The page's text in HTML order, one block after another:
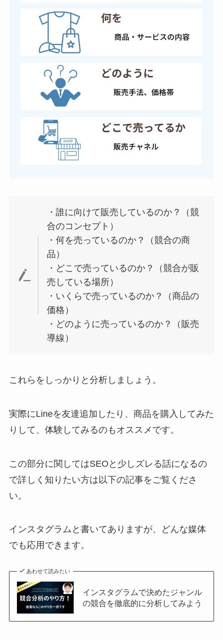
・誰に向けて販売しているのか？（競
合のコンセプト）
・何を売っているのか？（競合の商
品）
・どこで売っているのか？（競合が販
売している場所）
・いくらで売っているのか？（商品の
価格）
・どのように売っているのか？（販売
導線）
これらをしっかりと分析しましょう。
実際にLineを友達追加したり、商品を購入してみた
りして、体験してみるのもオススメです。
この部分に関してはSEOと少しズレる話になるの
で詳しく知りたい方は以下の記事をご覧くださ
い。
インスタグラムと書いてありますが、どんな媒体
でも応用できます。
あわせて読みたい
インスタグラムで決めたジャンル
の競合を徹底的に分析してみよう